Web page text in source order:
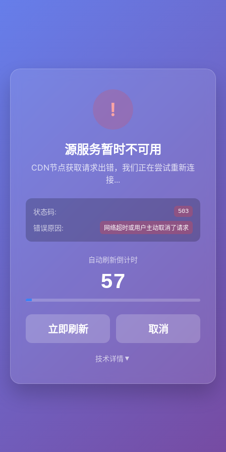
源服务暂时不可用
CDN节点获取请求出错，我们正在尝试重新连
接...
状态码: 503
错误原因: 网络超时或用户主动取消了请求
自动刷新倒计时
57
立即刷新 取消
技术详情▼